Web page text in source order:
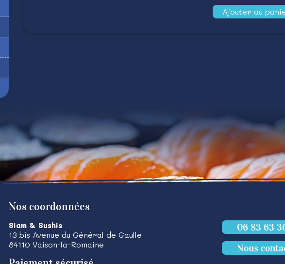
Ajouter au
Nos coordonnées
Siam & Sushis
13 bis Avenue du Général de Gaulle
84110 Vaison-la-Romaine
06 83 63
Nous